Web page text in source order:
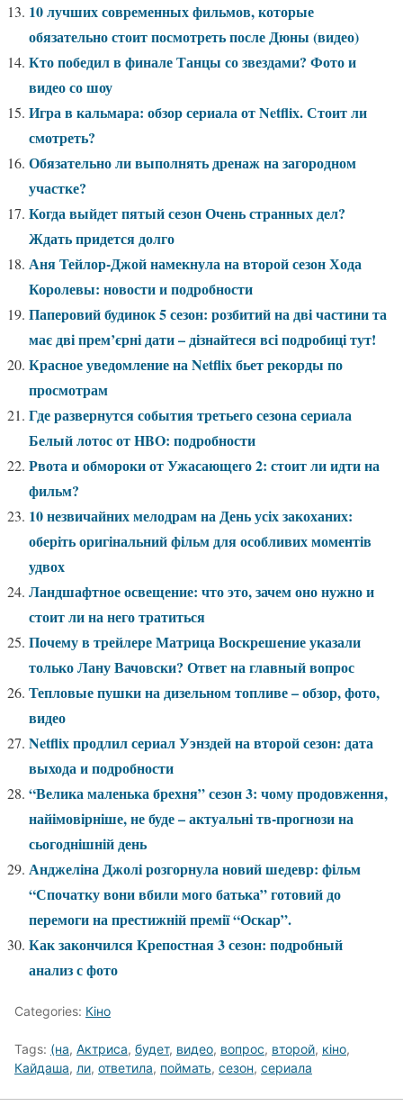
10 лучших современных фильмов, которые
обязательно стоит посмотреть после Дюны (видео)
Кто победил в финале Танцы со звездами? Фото и
видео со шоу
Игра в кальмара: обзор сериала от Netflix. Стоит ли
смотреть?
Обязательно ли выполнять дренаж на загородном
участке?
Когда выйдет пятый сезон Очень странных дел?
Ждать придется долго
Аня Тейлор-Джой намекнула на второй сезон Хода
Королевы: новости и подробности
Паперовий будинок 5 сезон: розбитий на дві частини та
має дві прем’єрні дати – дізнайтеся всі подробиці тут!
Красное уведомление на Netflix бьет рекорды по
просмотрам
Где развернутся события третьего сезона сериала
Белый лотос от HBO: подробности
Рвота и обмороки от Ужасающего 2: стоит ли идти на
фильм?
10 незвичайних мелодрам на День усіх закоханих:
оберіть оригінальний фільм для особливих моментів
удвох
Ландшафтное освещение: что это, зачем оно нужно и
стоит ли на него тратиться
Почему в трейлере Матрица Воскрешение указали
только Лану Вачовски? Ответ на главный вопрос
Тепловые пушки на дизельном топливе – обзор, фото,
видео
Netflix продлил сериал Уэнздей на второй сезон: дата
выхода и подробности
“Велика маленька брехня” сезон 3: чому продовження,
найімовірніше, не буде – актуальні тв-прогнози на
сьогоднішній день
Анджеліна Джолі розгорнула новий шедевр: фільм
“Спочатку вони вбили мого батька” готовий до
перемоги на престижній премії “Оскар”.
Как закончился Крепостная 3 сезон: подробный
анализ с фото
Categories: Кіно
Tags: (на, Актриса, будет, видео, вопрос, второй, кіно,
Кайдаша, ли, ответила, поймать, сезон, сериала